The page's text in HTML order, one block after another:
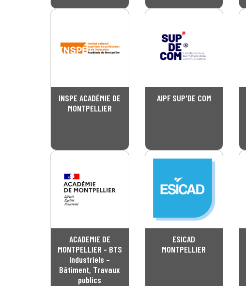
INSPE ACADÉMIE DE
MONTPELLIER
AIPF SUP'DE COM
ACADEMIE DE
MONTPELLIER - BTS
industriels –
Bâtiment, Travaux
publics
ESICAD
MONTPELLIER